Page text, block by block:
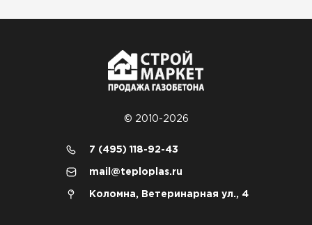
© 2010-2026
7 (495) 118-92-43
mail@teploplas.ru
Коломна, Ветеринарная ул., 4
Сэндвич-панели
Утеплитель Baswool